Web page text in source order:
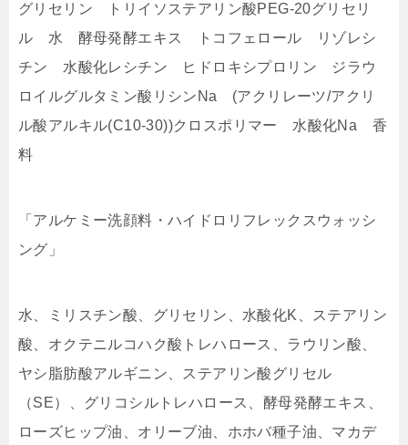
グリセリン トリイソステアリン酸PEG-20グリセリ
ル 水 酵母発酵エキス トコフェロール リゾレシ
チン 水酸化レシチン ヒドロキシプロリン ジラウ
ロイルグルタミン酸リシンNa (アクリレーツ/アクリ
ル酸アルキル(C10-30))クロスポリマー 水酸化Na 香
料
「アルケミー洗顔料・ハイドロリフレックスウォッシ
ング」
水、ミリスチン酸、グリセリン、水酸化K、ステアリン
酸、オクテニルコハク酸トレハロース、ラウリン酸、
ヤシ脂肪酸アルギニン、ステアリン酸グリセル
（SE）、グリコシルトレハロース、酵母発酵エキス、
ローズヒップ油、オリーブ油、ホホバ種子油、マカデ